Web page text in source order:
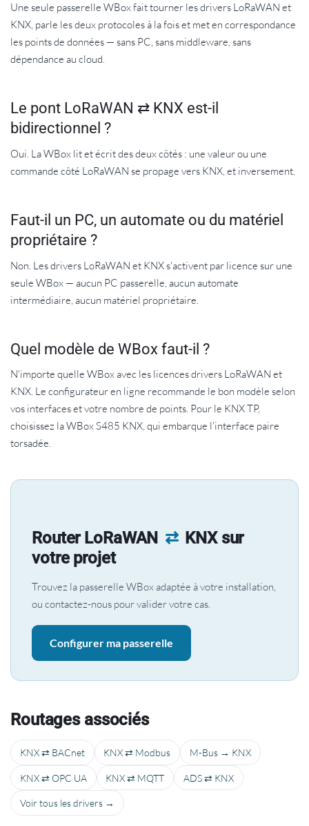
Une seule passerelle WBox fait tourner les drivers LoRaWAN et
KNX, parle les deux protocoles à la fois et met en correspondance
les points de données — sans PC, sans middleware, sans
dépendance au cloud.
Le pont LoRaWAN ⇄ KNX est-il
bidirectionnel ?
Oui. La WBox lit et écrit des deux côtés : une valeur ou une
commande côté LoRaWAN se propage vers KNX, et inversement.
Faut-il un PC, un automate ou du matériel
propriétaire ?
Non. Les drivers LoRaWAN et KNX s'activent par licence sur une
seule WBox — aucun PC passerelle, aucun automate
intermédiaire, aucun matériel propriétaire.
Quel modèle de WBox faut-il ?
N'importe quelle WBox avec les licences drivers LoRaWAN et
KNX. Le configurateur en ligne recommande le bon modèle selon
vos interfaces et votre nombre de points. Pour le KNX TP,
choisissez la WBox S485 KNX, qui embarque l'interface paire
torsadée.
Router LoRaWAN ⇄ KNX sur
votre projet
Trouvez la passerelle WBox adaptée à votre installation,
ou contactez-nous pour valider votre cas.
Configurer ma passerelle
Routages associés
KNX ⇄ BACnet KNX ⇄ Modbus M-Bus → KNX
KNX ⇄ OPC UA KNX ⇄ MQTT ADS ⇄ KNX
Voir tous les drivers →